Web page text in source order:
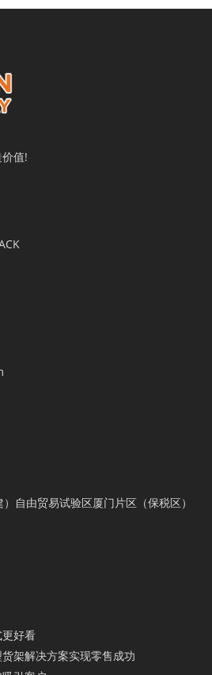
值!
自由贸易试验区厦门片区（保税区）
好看
架解决方案实现零售成功